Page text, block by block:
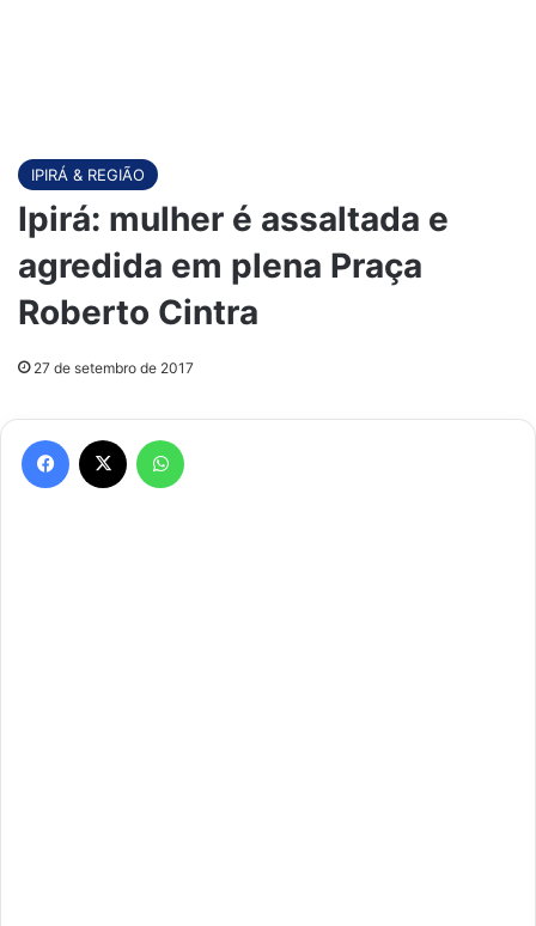
IPIRÁ & REGIÃO
Ipirá: mulher é assaltada e
agredida em plena Praça
Roberto Cintra
27 de setembro de 2017